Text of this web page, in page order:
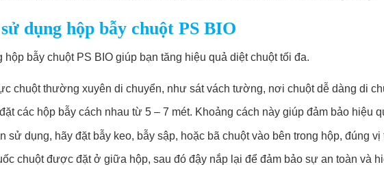
dụng hộp bẫy chuột PS BIO
bẫy chuột PS BIO giúp bạn tăng hiệu quả diệt chuột tối đa.
chuột thường xuyên di chuyển, như sát vách tường, nơi chuột dễ dàng di
các hộp bẫy cách nhau từ 5 – 7 mét. Khoảng cách này giúp đảm bảo hiệu
sử dụng, hãy đặt bẫy keo, bẫy sập, hoặc bã chuột vào bên trong hộp, đúng
chuột được đặt ở giữa hộp, sau đó đậy nắp lại để đảm bảo sự an toàn và